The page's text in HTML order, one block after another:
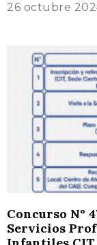
26 octubre
Concurso N°
Servicios